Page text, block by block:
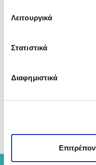
Λειτουργικά
Στατιστικά
Διαφημιστικά
και η γνώση της
κάνει τη διαφορά.
Προστάτεψε λοιπόν
insurancemarket.
Η
εσένα και η πλήρης